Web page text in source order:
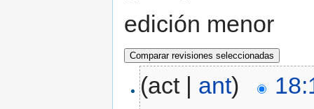
edición menor
(act | ant)